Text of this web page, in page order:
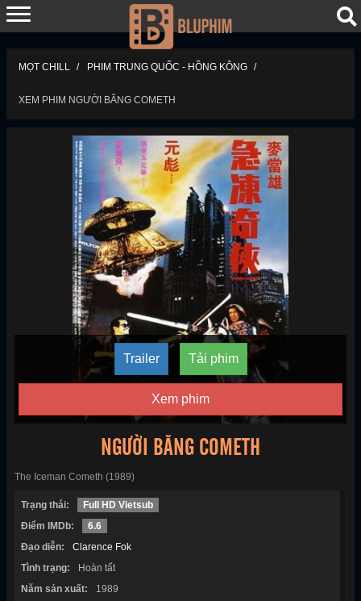
MỌT CHILL PHIM TRUNG QUỐC - HỒNG KÔNG
XEM PHIM NGƯỜI BĂNG COMETH
Trailer Tải phim
Xem phim
NGƯỜI BĂNG COMETH
The Iceman Cometh (1989)
Trạng thái:
Full HD Vietsub
Điểm IMDb:
6.6
Đạo diễn:
Clarence Fok
Tình trạng:
Hoàn tất
Năm sản xuất:
1989